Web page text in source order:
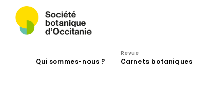
Qui sommes-nous ?
Revue
Carnets botaniques